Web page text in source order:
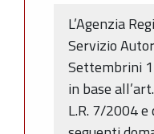
L’Agenzia
Servizio
Settembrini
in base
L.R. 7/2004